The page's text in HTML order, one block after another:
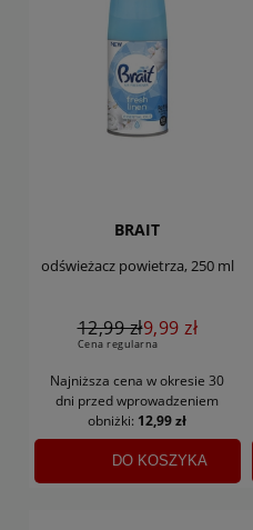
BRAIT
odświeżacz powietrza, 250 ml
12,99 zł
Cena regularna
9,99 zł
Najniższa cena w okresie 30
dni przed wprowadzeniem
obniżki: 12,99 zł
DO KOSZYKA